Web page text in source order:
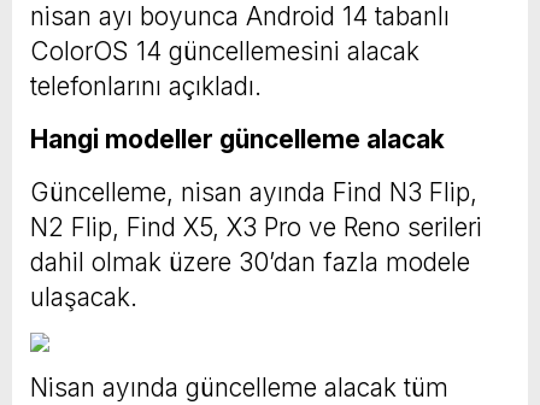
nisan ayı boyunca Android 14 tabanlı
ColorOS 14 güncellemesini alacak
telefonlarını açıkladı.
Hangi modeller güncelleme alacak
Güncelleme, nisan ayında Find N3 Flip,
N2 Flip, Find X5, X3 Pro ve Reno serileri
dahil olmak üzere 30’dan fazla modele
ulaşacak.
Nisan ayında güncelleme alacak tüm